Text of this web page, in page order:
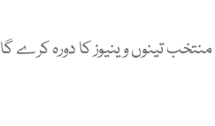
تینوں وینیوز کا دورہ کرے گا